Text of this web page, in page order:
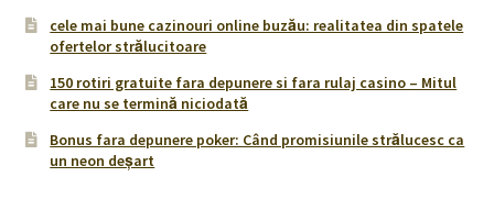
cele mai bune cazinouri online buzău: realitatea din spatele
ofertelor strălucitoare
150 rotiri gratuite fara depunere si fara rulaj casino – Mitul
care nu se termină niciodată
Bonus fara depunere poker: Când promisiunile strălucesc ca
un neon deșart